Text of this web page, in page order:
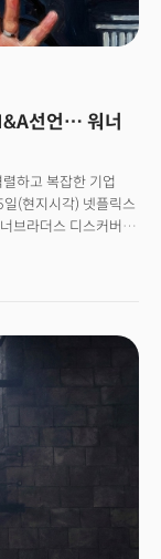
선언… 워너
하고 복잡한 기업
(현지시각) 넷플릭스
브라더스 디스커버리
했다고 발표한 지
. 파라마운트는
향해 직접적인
리우드는 테크 기업에
인수전과 관련한
확장되는 분위기다.
될 수 있다”고 말하며
는 데이비드 엘리슨
라클 창업자가 개입,